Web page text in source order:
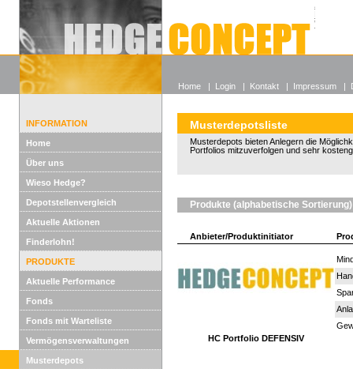
Alle
Wieso
INFORMATION
Home
Über uns
Wieso Hedge?
Depotstellenvergleich
Aktuelle Aktionen
Finderlohn!
PRODUKTE
Aktuelle Performance
Fonds
Fonds mit Warteliste
Vermögensverwaltungen
Musterdepots
Musterdepotsliste
Musterdepots bieten Anlegern die
Portfolios mitzuverfolgen und sehr
Produkte (alphabetische Sortierung)
Anbieter/Produktinitiator
HC Portfolio DEFENSIV
Home | Login | Kontakt | Impressum |